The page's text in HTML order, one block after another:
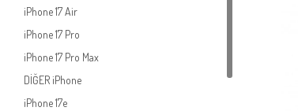
iPhone 17 Air
iPhone 17 Pro
iPhone 17 Pro Max
DİĞER iPhone
iPhone 17e